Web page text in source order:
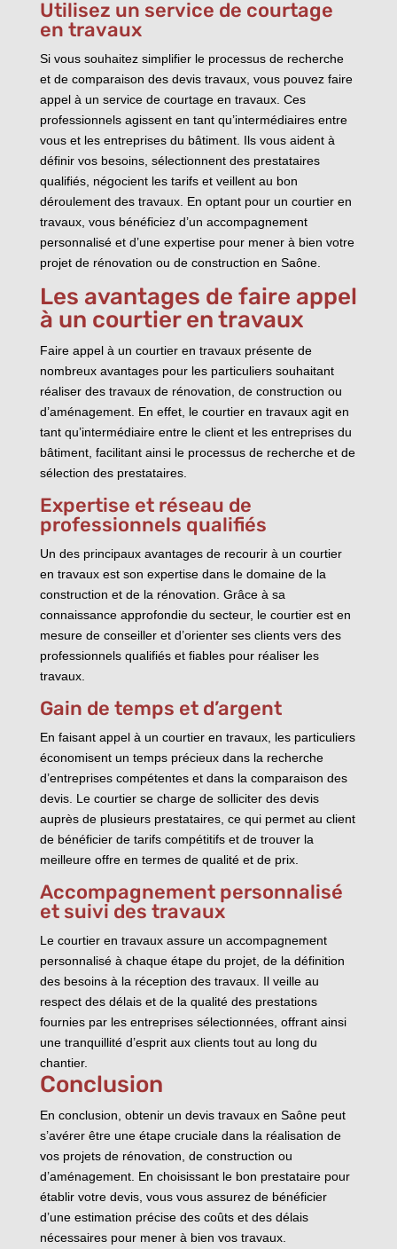
Utilisez un service de courtage
en travaux
Si vous souhaitez simplifier le processus de recherche
et de comparaison des devis travaux, vous pouvez faire
appel à un service de courtage en travaux. Ces
professionnels agissent en tant qu’intermédiaires entre
vous et les entreprises du bâtiment. Ils vous aident à
définir vos besoins, sélectionnent des prestataires
qualifiés, négocient les tarifs et veillent au bon
déroulement des travaux. En optant pour un courtier en
travaux, vous bénéficiez d’un accompagnement
personnalisé et d’une expertise pour mener à bien votre
projet de rénovation ou de construction en Saône.
Les avantages de faire appel
à un courtier en travaux
Faire appel à un courtier en travaux présente de
nombreux avantages pour les particuliers souhaitant
réaliser des travaux de rénovation, de construction ou
d’aménagement. En effet, le courtier en travaux agit en
tant qu’intermédiaire entre le client et les entreprises du
bâtiment, facilitant ainsi le processus de recherche et de
sélection des prestataires.
Expertise et réseau de
professionnels qualifiés
Un des principaux avantages de recourir à un courtier
en travaux est son expertise dans le domaine de la
construction et de la rénovation. Grâce à sa
connaissance approfondie du secteur, le courtier est en
mesure de conseiller et d’orienter ses clients vers des
professionnels qualifiés et fiables pour réaliser les
travaux.
Gain de temps et d’argent
En faisant appel à un courtier en travaux, les particuliers
économisent un temps précieux dans la recherche
d’entreprises compétentes et dans la comparaison des
devis. Le courtier se charge de solliciter des devis
auprès de plusieurs prestataires, ce qui permet au client
de bénéficier de tarifs compétitifs et de trouver la
meilleure offre en termes de qualité et de prix.
Accompagnement personnalisé
et suivi des travaux
Le courtier en travaux assure un accompagnement
personnalisé à chaque étape du projet, de la définition
des besoins à la réception des travaux. Il veille au
respect des délais et de la qualité des prestations
fournies par les entreprises sélectionnées, offrant ainsi
une tranquillité d’esprit aux clients tout au long du
chantier.
Conclusion
En conclusion, obtenir un devis travaux en Saône peut
s’avérer être une étape cruciale dans la réalisation de
vos projets de rénovation, de construction ou
d’aménagement. En choisissant le bon prestataire pour
établir votre devis, vous vous assurez de bénéficier
d’une estimation précise des coûts et des délais
nécessaires pour mener à bien vos travaux.